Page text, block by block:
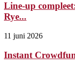
Line-up
Rye...
11 juni 2026
Instant